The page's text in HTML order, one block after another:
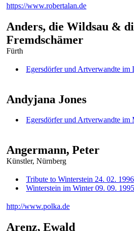
https://www.robertalan.de
Anders, die Wildsau &
Fremdschämer
Fürth
Egersdörfer und Artverwandte im
Andyjana Jones
Egersdörfer und Artverwandte im
Angermann, Peter
Künstler, Nürnberg
Tribute to Winterstein 24. 02. 1996
Winterstein im Winter 09. 09. 1995
http://www.polka.de
Arenz, Ewald